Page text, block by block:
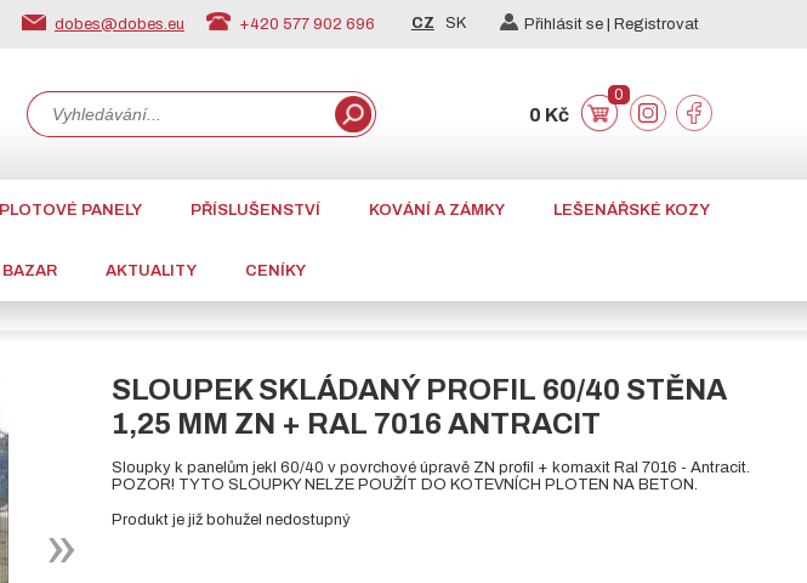
dobes@dobes.eu +420 577 902 696 CZ SK Přihlásit se | Registrovat
0 Kč
0
PLOTOVÉ PANELY PŘÍSLUŠENSTVÍ KOVÁNÍ A ZÁMKY LEŠENÁŘSKÉ KOZY
BAZAR AKTUALITY CENÍKY
SLOUPEK SKLÁDANÝ PROFIL 60/40 STĚNA
1,25 MM ZN + RAL 7016 ANTRACIT
Sloupky k panelům jekl 60/40 v povrchové úpravě ZN profil + komaxit Ral 7016 - Antracit.
POZOR! TYTO SLOUPKY NELZE POUŽÍT DO KOTEVNÍCH PLOTEN NA BETON.
Produkt je již bohužel nedostupný